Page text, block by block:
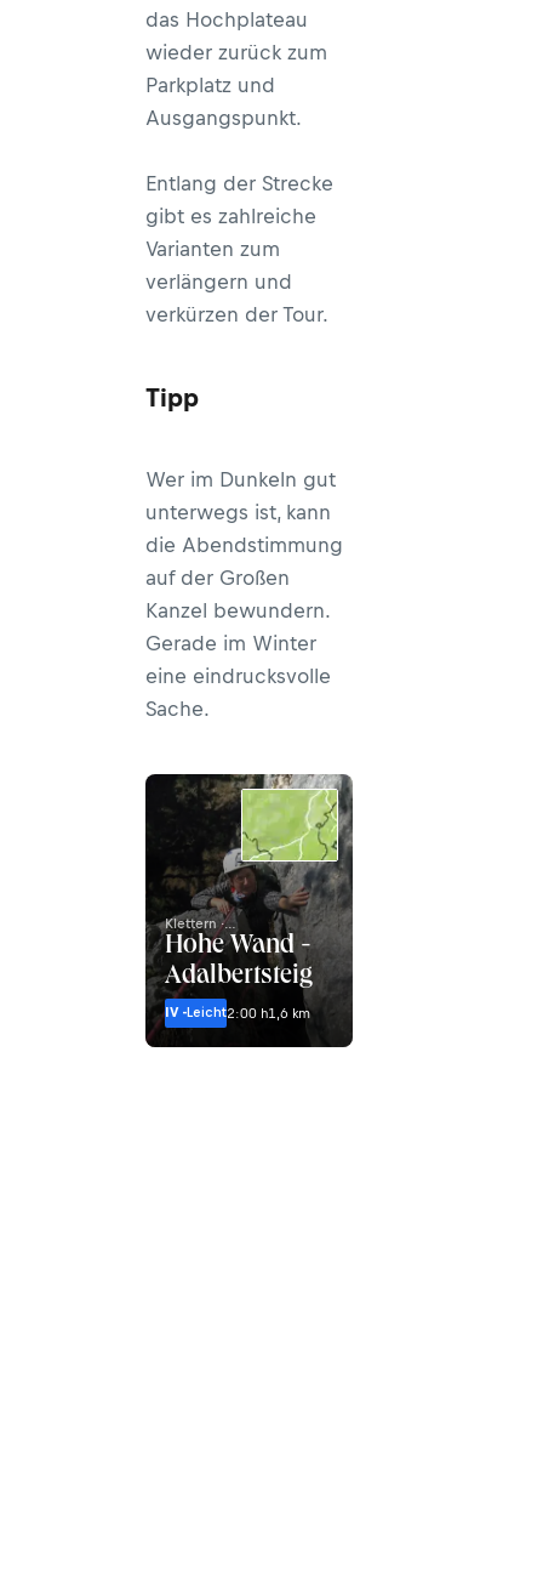
das Hochplateau
wieder zurück zum
Parkplatz und
Ausgangspunkt.
Entlang der Strecke
gibt es zahlreiche
Varianten zum
verlängern und
verkürzen der Tour.
Tipp
Wer im Dunkeln gut
unterwegs ist, kann
die Abendstimmung
auf der Großen
Kanzel bewundern.
Gerade im Winter
eine eindrucksvolle
Sache.
Klettern ·
Niederösterreich
Hohe Wand -
Adalbertsteig
IV -Leicht2:00 h1,6 km